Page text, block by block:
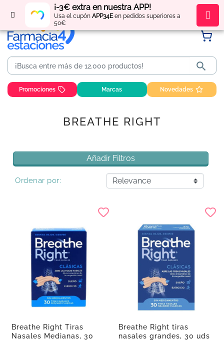
¡-3€ extra en nuestra APP!
Usa el cupón APP34Een pedidos superiores a
50€
Regístratey obténpuntos por tus compras

Promociones Marcas Novedades
BREATHE RIGHT
Añadir Filtros
Ordenar por:
Breathe Right Tiras
Nasales Medianas, 30
Breathe Right tiras
nasales grandes, 30 uds